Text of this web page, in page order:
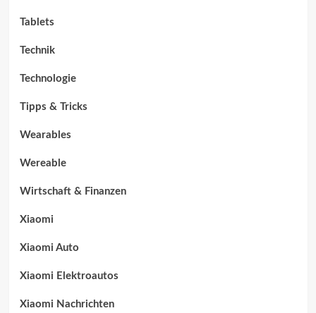
Tablets
Technik
Technologie
Tipps & Tricks
Wearables
Wereable
Wirtschaft & Finanzen
Xiaomi
Xiaomi Auto
Xiaomi Elektroautos
Xiaomi Nachrichten